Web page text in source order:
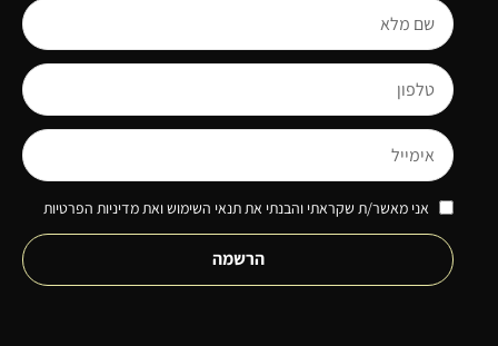
אני מאשר/ת שקראתי והבנתי את תנאי השימוש ואת מדיניות הפרטיות
הרשמה